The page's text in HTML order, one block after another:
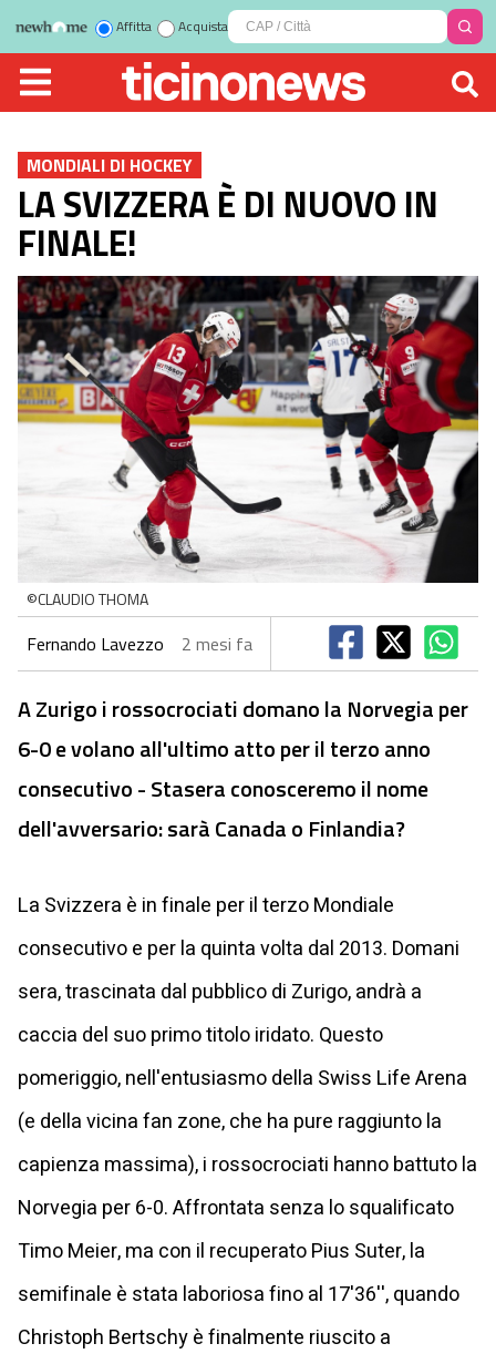
Affitta Acquista
MONDIALI DI HOCKEY
LA SVIZZERA È DI NUOVO IN
FINALE!
©CLAUDIO THOMA
Fernando Lavezzo 2 mesi fa
A Zurigo i rossocrociati domano la Norvegia per
6-0 e volano all'ultimo atto per il terzo anno
consecutivo - Stasera conosceremo il nome
dell'avversario: sarà Canada o Finlandia?
La Svizzera è in finale per il terzo Mondiale
consecutivo e per la quinta volta dal 2013. Domani
sera, trascinata dal pubblico di Zurigo, andrà a
caccia del suo primo titolo iridato. Questo
pomeriggio, nell'entusiasmo della Swiss Life Arena
(e della vicina fan zone, che ha pure raggiunto la
capienza massima), i rossocrociati hanno battuto la
Norvegia per 6-0. Affrontata senza lo squalificato
Timo Meier, ma con il recuperato Pius Suter, la
semifinale è stata laboriosa fino al 17'36'', quando
Christoph Bertschy è finalmente riuscito a